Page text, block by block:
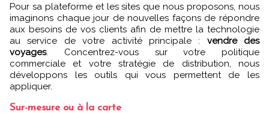
Pour sa plateforme et les sites que nous proposons, nous
imaginons chaque jour de nouvelles façons de répondre
aux besoins de vos clients afin de mettre la technologie
au service de votre activité principale : vendre des
voyages. Concentrez-vous sur votre politique
commerciale et votre stratégie de distribution, nous
développons les outils qui vous permettent de les
appliquer.
Sur-mesure ou à la carte